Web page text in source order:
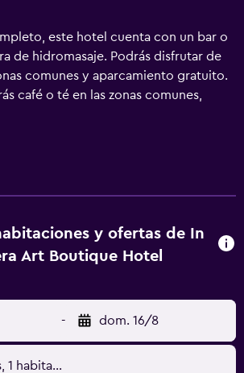
este hotel cuenta con un bar o
de hidromasaje. Podrás disfrutar de
comunes y aparcamiento gratuito.
café o té en las zonas comunes,
de conserjería. In Camera Art
10 alojamientos con aire
a sus clientes elegir el tipo de
una televisión LCD de 32 pulgadas
Los huéspedes pueden navegar por la
acceso a Internet wifi gratis. Los
de negocios incluyen
Las habitaciones también incluyen
y ofertas de In
Art Boutique Hotel
- dom. 16/8
1 habitación